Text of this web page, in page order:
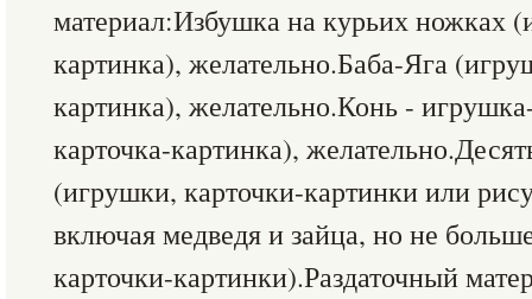
материал:Избушка на курьих ножках
картинка), желательно.Баба-Яга
картинка), желательно.Конь -
карточка-картинка),
(игрушки, карточки-картинки или
включая медведя и зайца, но не
карточки-картинки).Раздаточный